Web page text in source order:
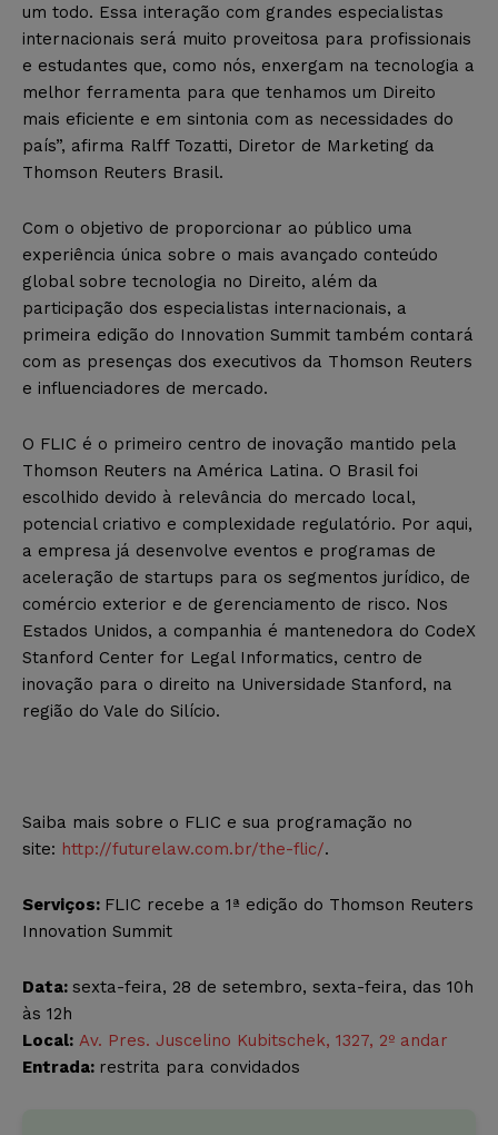
um todo. Essa interação com grandes especialistas
internacionais será muito proveitosa para profissionais
e estudantes que, como nós, enxergam na tecnologia a
melhor ferramenta para que tenhamos um Direito
mais eficiente e em sintonia com as necessidades do
país”, afirma Ralff Tozatti, Diretor de Marketing da
Thomson Reuters Brasil.
Com o objetivo de proporcionar ao público uma
experiência única sobre o mais avançado conteúdo
global sobre tecnologia no Direito, além da
participação dos especialistas internacionais, a
primeira edição do Innovation Summit também contará
com as presenças dos executivos da Thomson Reuters
e influenciadores de mercado.
O FLIC é o primeiro centro de inovação mantido pela
Thomson Reuters na América Latina. O Brasil foi
escolhido devido à relevância do mercado local,
potencial criativo e complexidade regulatório. Por aqui,
a empresa já desenvolve eventos e programas de
aceleração de startups para os segmentos jurídico, de
comércio exterior e de gerenciamento de risco. Nos
Estados Unidos, a companhia é mantenedora do CodeX
Stanford Center for Legal Informatics, centro de
inovação para o direito na Universidade Stanford, na
região do Vale do Silício.
Saiba mais sobre o FLIC e sua programação no
site: http://futurelaw.com.br/the-flic/.
Serviços: FLIC recebe a 1ª edição do Thomson Reuters
Innovation Summit
Data: sexta-feira, 28 de setembro, sexta-feira, das 10h
às 12h
Local: Av. Pres. Juscelino Kubitschek, 1327, 2º andar
Entrada: restrita para convidados